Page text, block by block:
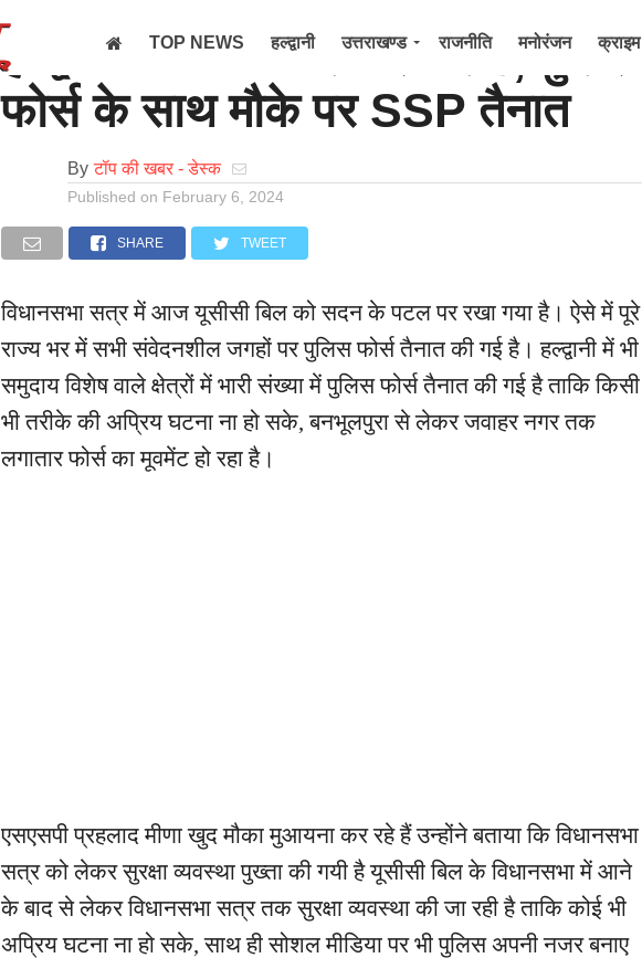
TOP NEWS हल्द्वानी उत्तराखण्ड राजनीति मनोरंजन क्राइम
इलेक्शन 2022
हल्द्वानी- UCC को लेकर अलर्ट, पुलिस
फोर्स के साथ मौके पर SSP तैनात
By टॉप की खबर - डेस्क
Published on February 6, 2024
SHARE TWEET
विधानसभा सत्र में आज यूसीसी बिल को सदन के पटल पर रखा गया है। ऐसे में पूरे
राज्य भर में सभी संवेदनशील जगहों पर पुलिस फोर्स तैनात की गई है। हल्द्वानी में भी
समुदाय विशेष वाले क्षेत्रों में भारी संख्या में पुलिस फोर्स तैनात की गई है ताकि किसी
भी तरीके की अप्रिय घटना ना हो सके, बनभूलपुरा से लेकर जवाहर नगर तक
लगातार फोर्स का मूवमेंट हो रहा है।
एसएसपी प्रहलाद मीणा खुद मौका मुआयना कर रहे हैं उन्होंने बताया कि विधानसभा
सत्र को लेकर सुरक्षा व्यवस्था पुख्ता की गयी है यूसीसी बिल के विधानसभा में आने
के बाद से लेकर विधानसभा सत्र तक सुरक्षा व्यवस्था की जा रही है ताकि कोई भी
अप्रिय घटना ना हो सके, साथ ही सोशल मीडिया पर भी पुलिस अपनी नजर बनाए